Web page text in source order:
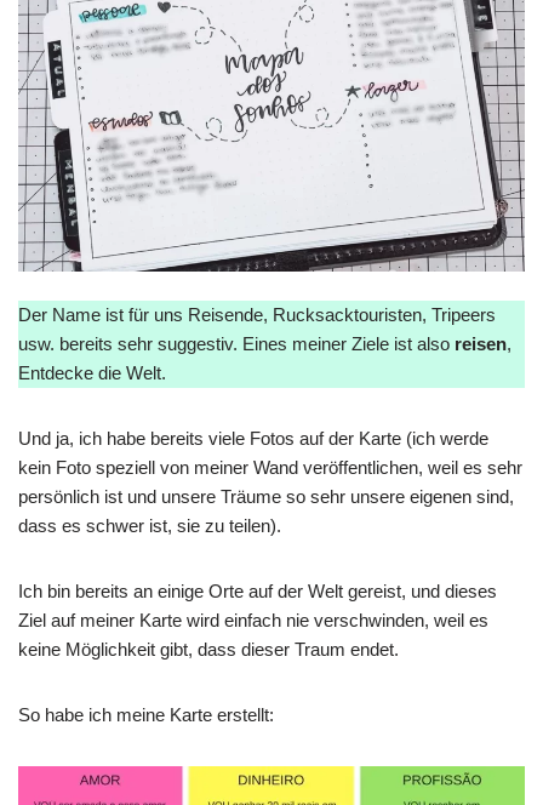
Der Name ist für uns Reisende, Rucksacktouristen, Tripeers
usw. bereits sehr suggestiv. Eines meiner Ziele ist also reisen,
Entdecke die Welt.
Und ja, ich habe bereits viele Fotos auf der Karte (ich werde
kein Foto speziell von meiner Wand veröffentlichen, weil es sehr
persönlich ist und unsere Träume so sehr unsere eigenen sind,
dass es schwer ist, sie zu teilen).
Ich bin bereits an einige Orte auf der Welt gereist, und dieses
Ziel auf meiner Karte wird einfach nie verschwinden, weil es
keine Möglichkeit gibt, dass dieser Traum endet.
So habe ich meine Karte erstellt: